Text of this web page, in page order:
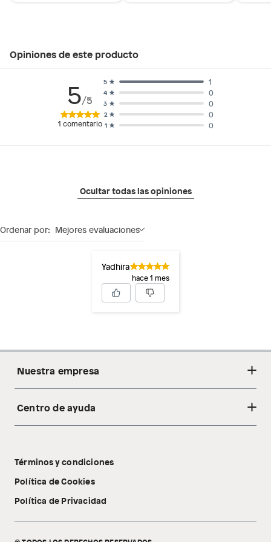
Opiniones de este producto
5/5
1 comentario 1 0
2 0
3 0
4 0
5 1
Ocultar todas las opiniones
Ordenar por: Mejores evaluaciones
Yadhira
hace 1 mes
Nuestra empresa
Acerca de nosotros
Tecnología Pillow Walk
Centro de ayuda
Libro de reclamaciones
Términos y condiciones
Política de Cookies
Política de Privacidad